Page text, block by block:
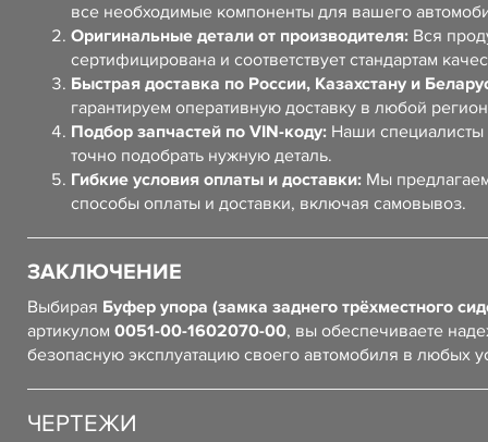
все необходимые компоненты для вашего
Оригинальные детали от производителя: Вся
сертифицирована и соответствует стандартам
Быстрая доставка по России, Казахстану и
гарантируем оперативную доставку в любой
Подбор запчастей по VIN-коду: Наши специалисты
точно подобрать нужную деталь.
Гибкие условия оплаты и доставки: Мы
способы оплаты и доставки, включая самовывоз.
ЗАКЛЮЧЕНИЕ
Выбирая Буфер упора (замка заднего трёхместного
артикулом 0051-00-1602070-00, вы обеспечиваете
безопасную эксплуатацию своего автомобиля в любых
ЧЕРТЕЖИ